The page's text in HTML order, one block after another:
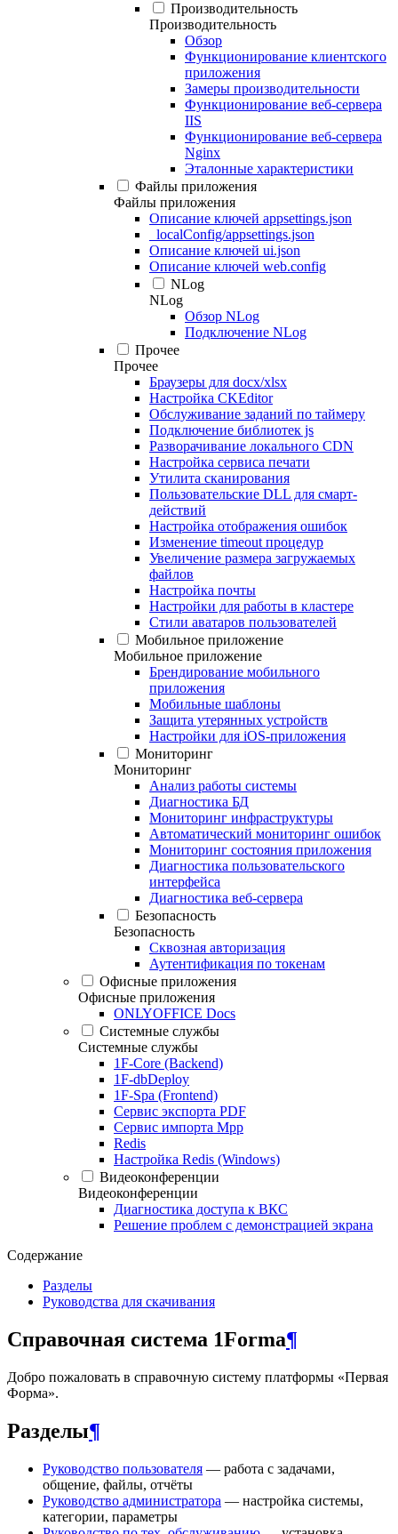
Производительность
Производительность
Обзор
Функционирование клиентского
приложения
Замеры производительности
Функционирование веб-сервера
IIS
Функционирование веб-сервера
Nginx
Эталонные характеристики
Файлы приложения
Файлы приложения
Описание ключей appsettings.json
_localConfig/appsettings.json
Описание ключей ui.json
Описание ключей web.config
NLog
NLog
Обзор NLog
Подключение NLog
Прочее
Прочее
Браузеры для docx/xlsx
Настройка CKEditor
Обслуживание заданий по таймеру
Подключение библиотек js
Разворачивание локального CDN
Настройка сервиса печати
Утилита сканирования
Пользовательские DLL для смарт-
действий
Настройка отображения ошибок
Изменение timeout процедур
Увеличение размера загружаемых
файлов
Настройка почты
Настройки для работы в кластере
Стили аватаров пользователей
Мобильное приложение
Мобильное приложение
Брендирование мобильного
приложения
Мобильные шаблоны
Защита утерянных устройств
Настройки для iOS-приложения
Мониторинг
Мониторинг
Анализ работы системы
Диагностика БД
Мониторинг инфраструктуры
Автоматический мониторинг ошибок
Мониторинг состояния приложения
Диагностика пользовательского
интерфейса
Диагностика веб-сервера
Безопасность
Безопасность
Сквозная авторизация
Аутентификация по токенам
Офисные приложения
Офисные приложения
ONLYOFFICE Docs
Системные службы
Системные службы
1F-Core (Backend)
1F-dbDeploy
1F-Spa (Frontend)
Сервис экспорта PDF
Сервис импорта Mpp
Redis
Настройка Redis (Windows)
Видеоконференции
Видеоконференции
Диагностика доступа к ВКС
Решение проблем с демонстрацией экрана
Содержание
Разделы
Руководства для скачивания
Справочная система 1Forma¶
Добро пожаловать в справочную систему платформы «Первая
Форма».
Разделы¶
Руководство пользователя — работа с задачами,
общение, файлы, отчёты
Руководство администратора — настройка системы,
категории, параметры